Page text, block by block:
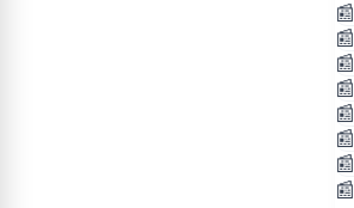
📰
📰
📰
📰
📰
📰
📰
📰